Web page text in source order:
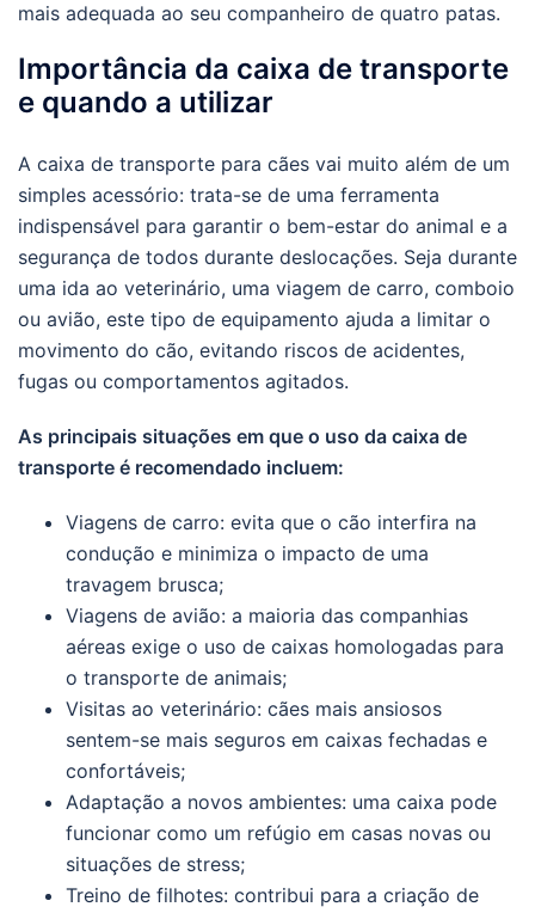
mais adequada ao seu companheiro de quatro patas.
Importância da caixa de transporte
e quando a utilizar
A caixa de transporte para cães vai muito além de um
simples acessório: trata-se de uma ferramenta
indispensável para garantir o bem-estar do animal e a
segurança de todos durante deslocações. Seja durante
uma ida ao veterinário, uma viagem de carro, comboio
ou avião, este tipo de equipamento ajuda a limitar o
movimento do cão, evitando riscos de acidentes,
fugas ou comportamentos agitados.
As principais situações em que o uso da caixa de
transporte é recomendado incluem:
Viagens de carro: evita que o cão interfira na
condução e minimiza o impacto de uma
travagem brusca;
Viagens de avião: a maioria das companhias
aéreas exige o uso de caixas homologadas para
o transporte de animais;
Visitas ao veterinário: cães mais ansiosos
sentem-se mais seguros em caixas fechadas e
confortáveis;
Adaptação a novos ambientes: uma caixa pode
funcionar como um refúgio em casas novas ou
situações de stress;
Treino de filhotes: contribui para a criação de